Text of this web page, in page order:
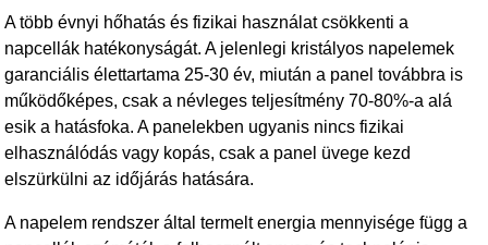
A több évnyi hőhatás és fizikai használat csökkenti a
napcellák hatékonyságát. A jelenlegi kristályos napelemek
garanciális élettartama 25-30 év, miután a panel továbbra is
működőképes, csak a névleges teljesítmény 70-80%-a alá
esik a hatásfoka. A panelekben ugyanis nincs fizikai
elhasználódás vagy kopás, csak a panel üvege kezd
elszürkülni az időjárás hatására.
A napelem rendszer által termelt energia mennyisége függ a